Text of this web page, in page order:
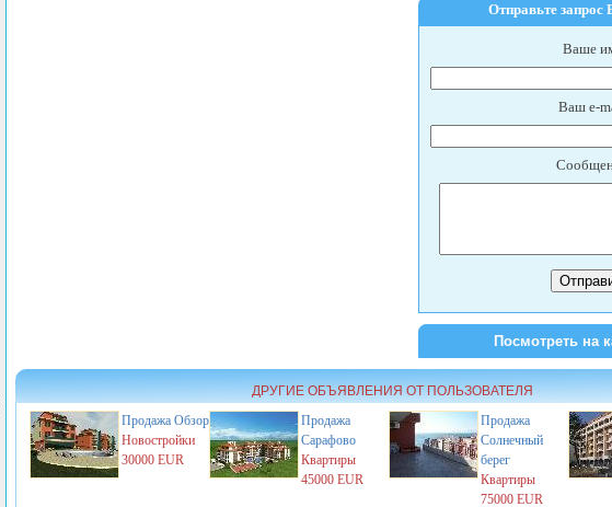
Отправьте запрос
Ваше
Ваш e-
Посмотреть на
ДРУГИЕ ОБЪЯВЛЕНИЯ ОТ ПОЛЬЗОВАТЕЛЯ
Продажа Обзор
Новостройки
30000 EUR
Продажа
Сарафово
Квартиры
45000 EUR
Продажа
Солнечный
берег
Квартиры
75000 EUR